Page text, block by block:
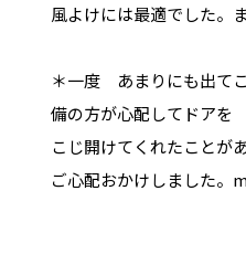
風よけには最適でした。
＊一度 あまりにも出て
備の方が心配してドアを
こじ開けてくれたことが
ご心配おかけしました。